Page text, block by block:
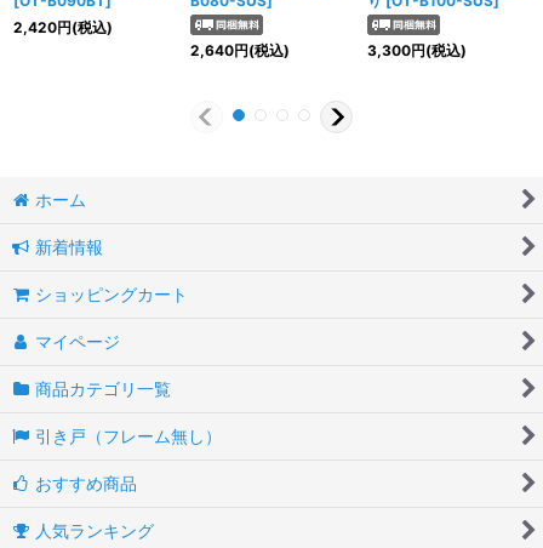
2,420円(税込)
2,640円(税込) 3,300円(税込)
ホーム
新着情報
ショッピングカート
マイページ
商品カテゴリ一覧
引き戸（フレーム無し）
おすすめ商品
人気ランキング